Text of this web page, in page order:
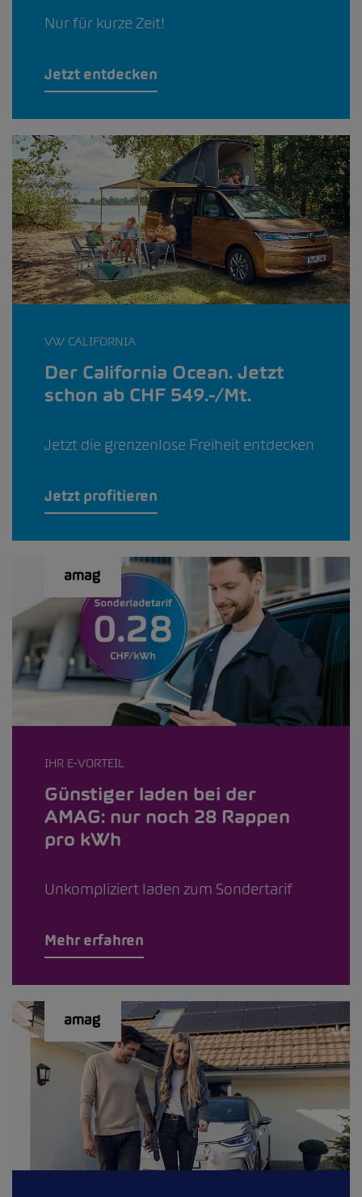
Nur für kurze Zeit!
Jetzt entdecken
VW CALIFORNIA
Der California Ocean. Jetzt
schon ab CHF 549.-/Mt.
Jetzt die grenzenlose Freiheit entdecken
Jetzt profitieren
IHR E-VORTEIL
Günstiger laden bei der
AMAG: nur noch 28 Rappen
pro kWh
Unkompliziert laden zum Sondertarif
Mehr erfahren